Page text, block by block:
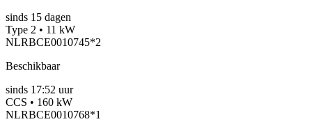
sinds 15 dagen
Type 2 • 11 kW
NLRBCE0010745*2
Beschikbaar
sinds 17:52 uur
CCS • 160 kW
NLRBCE0010768*1